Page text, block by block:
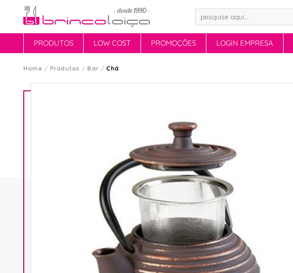
PRODUTOS LOW COST PROMOÇÕES LOGIN EMPRESA
Home Produtos Bar Chá